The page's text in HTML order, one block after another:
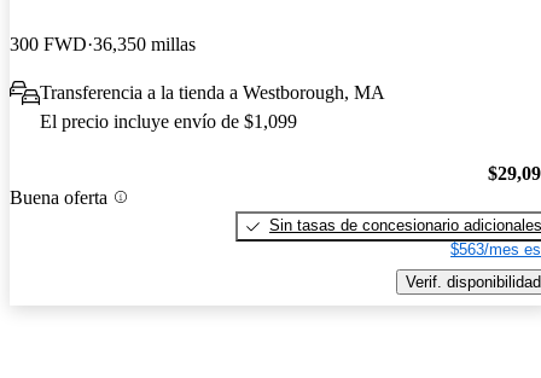
300 FWD 36,350 millas
Transferencia a la tienda a Westborough, MA
El precio incluye envío de $1,099
Buena oferta
Sin tasas de concesionario adicionales
$563/mes
Verif. disponibilidad